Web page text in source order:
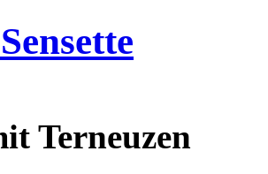
Terneuzen